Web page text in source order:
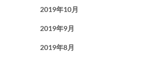
2019年10月
2019年9月
2019年8月